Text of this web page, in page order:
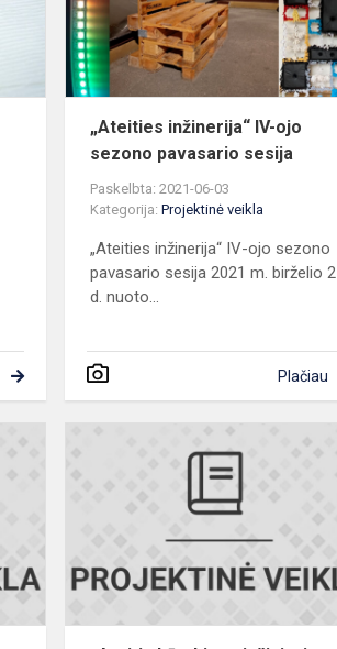
„Ateities inžinerija“ IV-ojo
sezono pavasario sesija
Paskelbta: 2021-06-03
Kategorija:Projektinė veikla
„Ateities inžinerija“ IV-ojo sezono
pavasario sesija 2021 m. birželio 2
d. nuoto...
Plačiau
žiemos
sesija